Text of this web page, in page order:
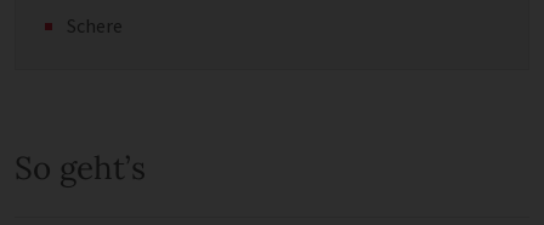
Schere
So geht’s